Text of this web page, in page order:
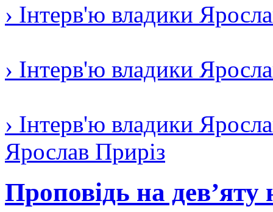
› Інтерв'ю владики
› Інтерв'ю владики
› Інтерв'ю владики
Ярослав Приріз
Проповідь на дев’яту